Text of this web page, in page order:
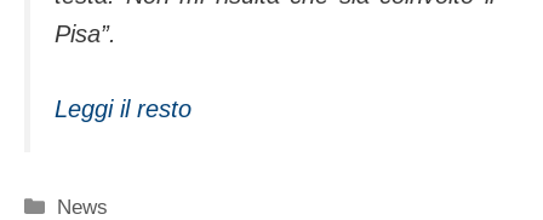
Pisa”.
Leggi il resto
Categorie
News